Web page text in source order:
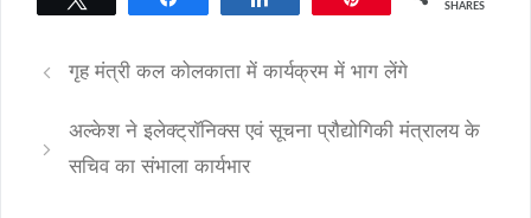
SHARES
गृह मंत्री कल कोलकाता में कार्यक्रम में भाग लेंगे
अल्केश ने इलेक्ट्रॉनिक्स एवं सूचना प्रौद्योगिकी मंत्रालय के
सचिव का संभाला कार्यभार